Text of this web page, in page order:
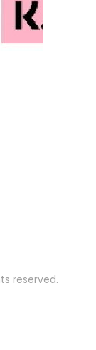
reserved.